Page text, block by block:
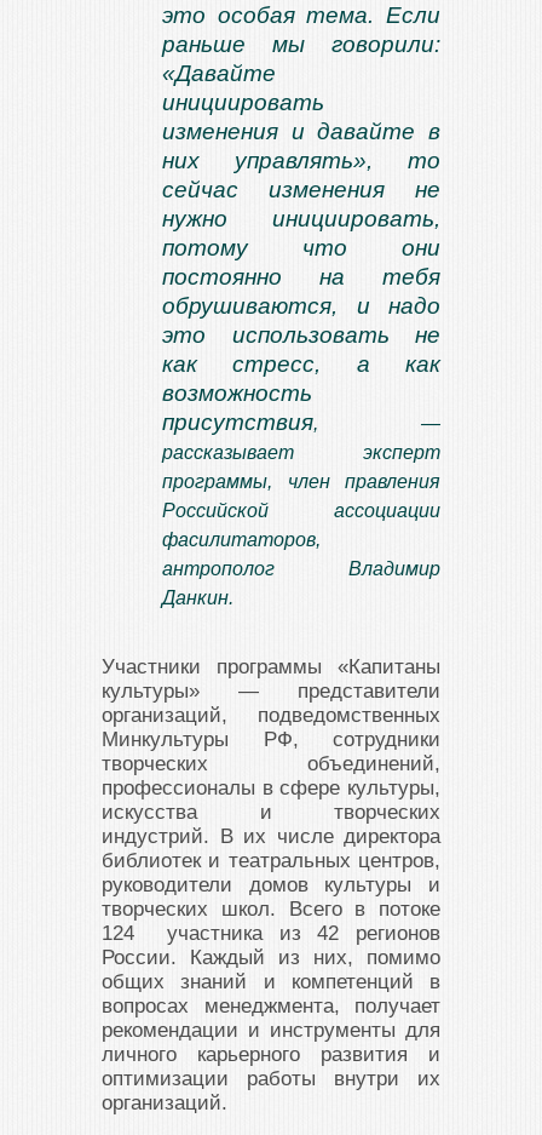
это особая тема. Если
раньше мы говорили:
«Давайте
инициировать
изменения и давайте в
них управлять», то
сейчас изменения не
нужно инициировать,
потому что они
постоянно на тебя
обрушиваются, и надо
это использовать не
как стресс, а как
возможность
присутствия, —
рассказывает эксперт
программы,
член правления
Российской ассоциации
фасилитаторов,
антрополог Владимир
Данкин.
Участники программы «Капитаны
культуры» — представители
организаций, подведомственных
Минкультуры РФ, сотрудники
творческих объединений,
профессионалы в сфере культуры,
искусства и творческих
индустрий. В их числе директора
библиотек и театральных центров,
руководители домов культуры и
творческих школ. Всего в потоке
124 участника из 42 регионов
России. Каждый из них, помимо
общих знаний и компетенций в
вопросах менеджмента, получает
рекомендации и инструменты для
личного карьерного развития и
оптимизации работы внутри их
организаций.